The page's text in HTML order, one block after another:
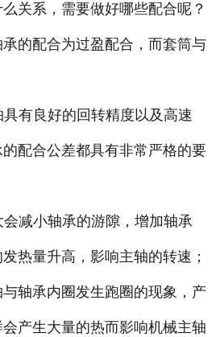
关系，需要做好哪些配合呢？
的配合为过盈配合，而套筒与
有良好的回转精度以及高速
配合公差都具有非常严格的要
减小轴承的游隙，增加轴承
热量升高，影响主轴的转速；
轴承内圈发生跑圈的现象，产
产生大量的热而影响机械主轴